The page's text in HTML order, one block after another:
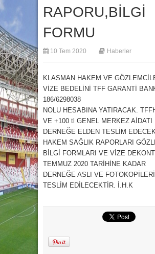
RAPORU,BİLGİ
FORMU
10 Tem 2020 Haberler
KLASMAN HAKEM VE
VİZE BEDELİNİ TFF GARANTİ
186/6298038
NOLU HESABINA YATIRACAK.
VE +100 tl GENEL MERKEZ AİDATI
DERNEĞE ELDEN TESLİM
HAKEM SAĞLIK RAPORLARI
BİLGİ FORMLARI VE VİZE
TEMMUZ 2020 TARİHİNE KADAR
DERNEĞE ASLI VE
TESLİM EDİLECEKTİR. İ.H.K